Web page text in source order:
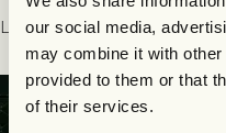
our social media,
may combine it with
provided to them or that
of their services.
Holmberg och ledarstaben
matchen:
Läs mer